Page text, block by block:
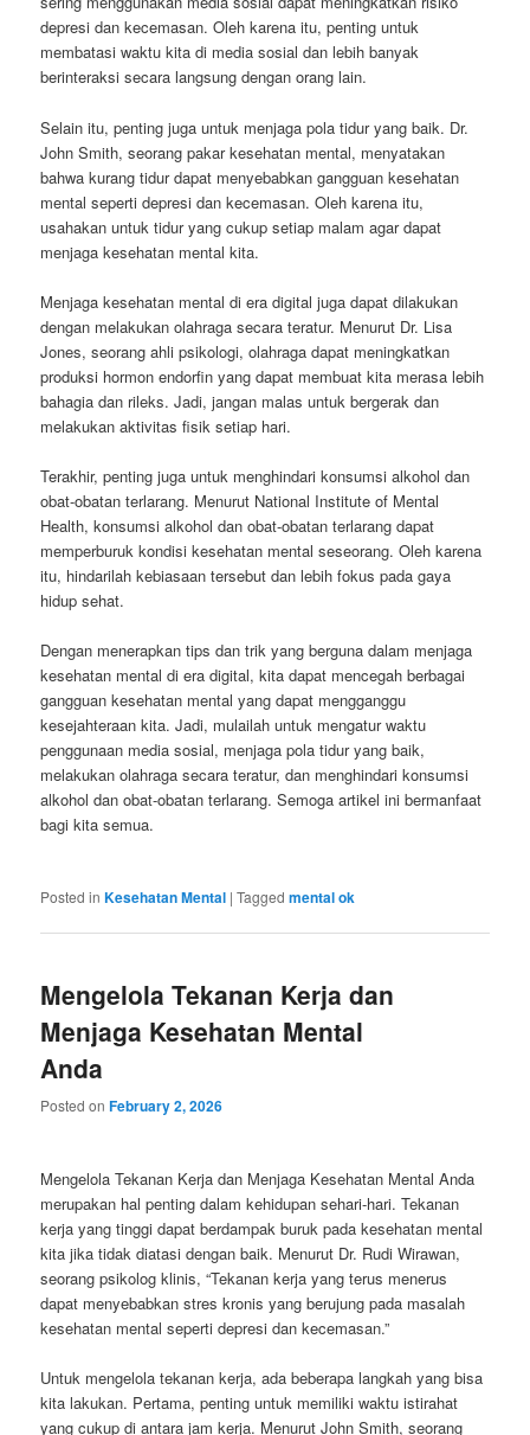
depresi dan kecemasan. Oleh karena itu, penting untuk
membatasi waktu kita di media sosial dan lebih banyak
berinteraksi secara langsung dengan orang lain.
Selain itu, penting juga untuk menjaga pola tidur yang baik. Dr.
John Smith, seorang pakar kesehatan mental, menyatakan
bahwa kurang tidur dapat menyebabkan gangguan kesehatan
mental seperti depresi dan kecemasan. Oleh karena itu,
usahakan untuk tidur yang cukup setiap malam agar dapat
menjaga kesehatan mental kita.
Menjaga kesehatan mental di era digital juga dapat dilakukan
dengan melakukan olahraga secara teratur. Menurut Dr. Lisa
Jones, seorang ahli psikologi, olahraga dapat meningkatkan
produksi hormon endorfin yang dapat membuat kita merasa lebih
bahagia dan rileks. Jadi, jangan malas untuk bergerak dan
melakukan aktivitas fisik setiap hari.
Terakhir, penting juga untuk menghindari konsumsi alkohol dan
obat-obatan terlarang. Menurut National Institute of Mental
Health, konsumsi alkohol dan obat-obatan terlarang dapat
memperburuk kondisi kesehatan mental seseorang. Oleh karena
itu, hindarilah kebiasaan tersebut dan lebih fokus pada gaya
hidup sehat.
Dengan menerapkan tips dan trik yang berguna dalam menjaga
kesehatan mental di era digital, kita dapat mencegah berbagai
gangguan kesehatan mental yang dapat mengganggu
kesejahteraan kita. Jadi, mulailah untuk mengatur waktu
penggunaan media sosial, menjaga pola tidur yang baik,
melakukan olahraga secara teratur, dan menghindari konsumsi
alkohol dan obat-obatan terlarang. Semoga artikel ini bermanfaat
bagi kita semua.
Posted in Kesehatan Mental |Tagged mental ok
Mengelola Tekanan Kerja dan
Menjaga Kesehatan Mental
Anda
Posted onFebruary 2, 2026
Mengelola Tekanan Kerja dan Menjaga Kesehatan Mental Anda
merupakan hal penting dalam kehidupan sehari-hari. Tekanan
kerja yang tinggi dapat berdampak buruk pada kesehatan mental
kita jika tidak diatasi dengan baik. Menurut Dr. Rudi Wirawan,
seorang psikolog klinis, “Tekanan kerja yang terus menerus
dapat menyebabkan stres kronis yang berujung pada masalah
kesehatan mental seperti depresi dan kecemasan.”
Untuk mengelola tekanan kerja, ada beberapa langkah yang bisa
kita lakukan. Pertama, penting untuk memiliki waktu istirahat
yang cukup di antara jam kerja. Menurut John Smith, seorang